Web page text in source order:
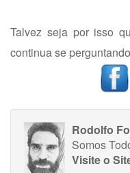
Talvez seja por isso
continua se
Rodolfo
Somos
Visite o